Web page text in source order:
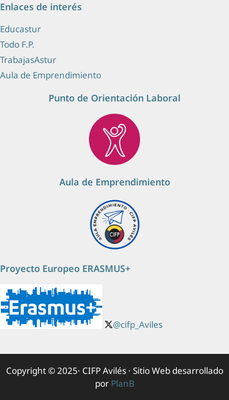
Enlaces de interés
Educastur
Todo F.P.
TrabajasAstur
Aula de Emprendimiento
Punto de Orientación Laboral
Aula de Emprendimiento
Proyecto Europeo ERASMUS+
@cifp_Aviles
Copyright © 2025· CIFP Avilés · Sitio Web desarrollado
por PlanB